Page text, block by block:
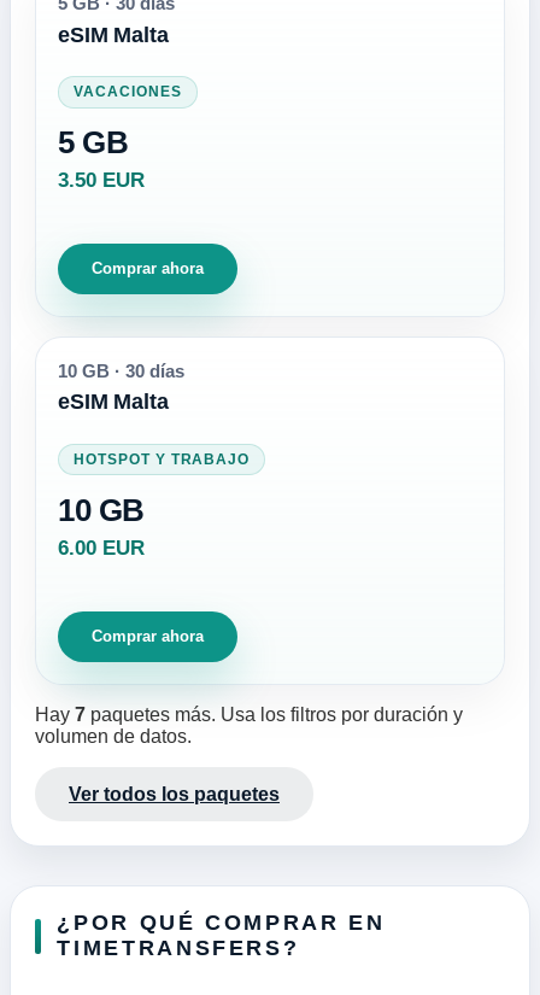
eSIM Malta
VACACIONES
5 GB
3.50 EUR
Comprar ahora
10 GB · 30 días
eSIM Malta
HOTSPOT Y TRABAJO
10 GB
6.00 EUR
Comprar ahora
Hay 7 paquetes más. Usa los filtros por duración y
volumen de datos.
Ver todos los paquetes
¿POR QUÉ COMPRAR EN
TIMETRANSFERS?